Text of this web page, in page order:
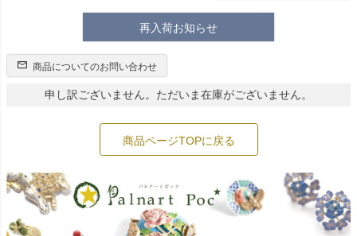
再入荷お知らせ
商品についてのお問い合わせ
申し訳ございません。ただいま在庫がございません。
商品ページTOPに戻る